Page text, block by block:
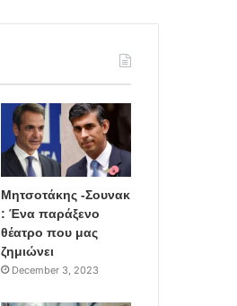
Μητσοτάκης -Σουνακ
: Ένα παράξενο
θέατρο που μας
ζημιώνει
December 3, 2023